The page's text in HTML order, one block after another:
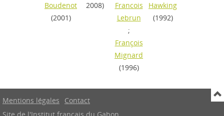
Boudenot
(2001)
2008)
Francois
Lebrun
;
François
Mignard
(1996)
Hawking
(1992)
Mentions légales
Contact